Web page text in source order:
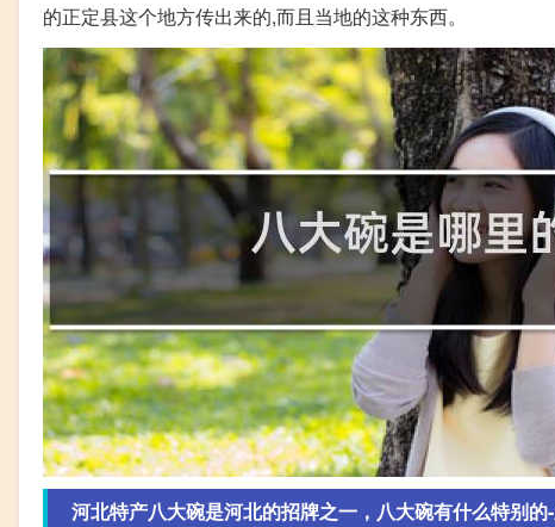
的正定县这个地方传出来的,而且当地的这种东西。
河北特产八大碗是河北的招牌之一，八大碗有什么特别的